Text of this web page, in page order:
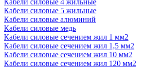
Кабели силовые 4 жильные
Кабели силовые 5 жильные
Кабели силовые алюминий
Кабели силовые медь
Кабели силовые сечением жил 1 мм2
Кабели силовые сечением жил 1,5 мм2
Кабели силовые сечением жил 10 мм2
Кабели силовые сечением жил 120 мм2